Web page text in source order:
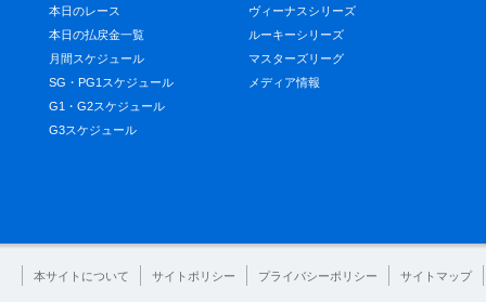
本日のレース
本日の払戻金一覧
月間スケジュール
SG・PG1スケジュール
G1・G2スケジュール
G3スケジュール
ヴィーナスシリーズ
ルーキーシリーズ
マスターズリーグ
メディア情報
本サイトについて サイトポリシー プライバシーポリシー サイトマップ